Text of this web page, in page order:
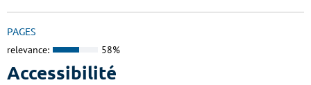
PAGES
relevance: 58%
Accessibilité